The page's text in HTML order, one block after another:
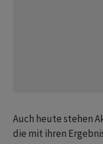
Auch heute stehen
die mit ihren